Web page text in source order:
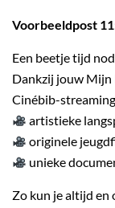
Voorbeeldpost
Een beetje tijd
Dankzij jouw
Cinébib-
artistieke
originele
unieke
Zo kun je altijd en